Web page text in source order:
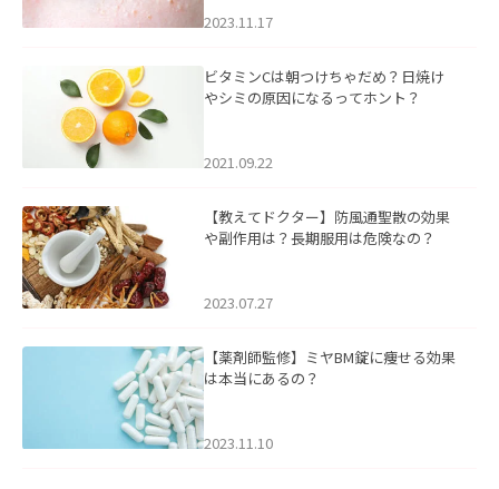
2023.11.17
ビタミンCは朝つけちゃだめ？日焼け
やシミの原因になるってホント？
2021.09.22
【教えてドクター】防風通聖散の効果
や副作用は？長期服用は危険なの？
2023.07.27
【薬剤師監修】ミヤBM錠に痩せる効果
は本当にあるの？
2023.11.10